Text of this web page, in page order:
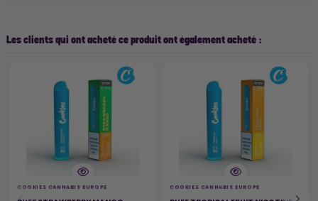
Les clients qui ont acheté ce produit ont également acheté :
COOKIES CANNABIS EUROPE COOKIES CANNABIS EUROPE